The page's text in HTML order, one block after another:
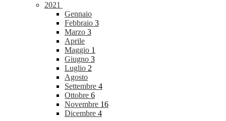
2021
Gennaio
Febbraio 3
Marzo 3
Aprile
Maggio 1
Giugno 3
Luglio 2
Agosto
Settembre 4
Ottobre 6
Novembre 16
Dicembre 4